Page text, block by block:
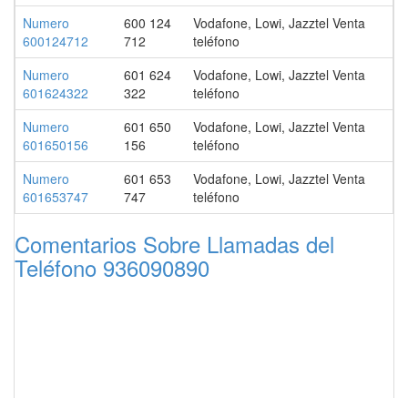
Numero
600124712
600 124
712
Vodafone, Lowi, Jazztel Venta
teléfono
Numero
601624322
601 624
322
Vodafone, Lowi, Jazztel Venta
teléfono
Numero
601650156
601 650
156
Vodafone, Lowi, Jazztel Venta
teléfono
Numero
601653747
601 653
747
Vodafone, Lowi, Jazztel Venta
teléfono
Comentarios Sobre Llamadas del
Teléfono 936090890